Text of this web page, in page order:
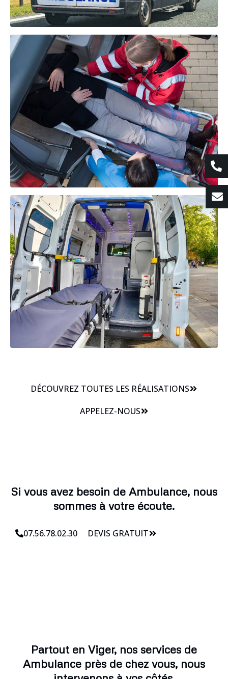
DÉCOUVREZ TOUTES LES RÉALISATIONS
APPELEZ-NOUS
Si vous avez besoin de Ambulance, nous
sommes à votre écoute.
07.56.78.02.30 DEVIS GRATUIT
Partout en Viger, nos services de
Ambulance près de chez vous, nous